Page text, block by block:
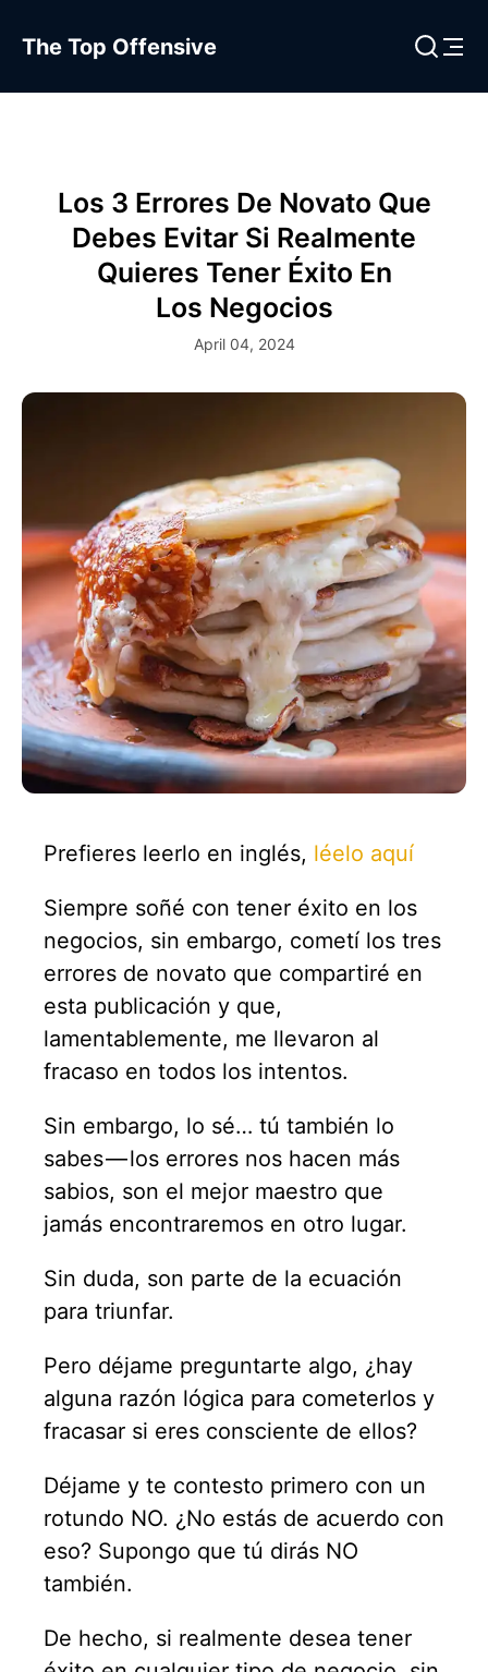
The Top Offensive
Los 3 Errores De Novato Que
Debes Evitar Si Realmente
Quieres Tener Éxito En
Los Negocios
April 04, 2024
Prefieres leerlo en inglés, léelo aquí
Siempre soñé con tener éxito en los
negocios, sin embargo, cometí los tres
errores de novato que compartiré en
esta publicación y que,
lamentablemente, me llevaron al
fracaso en todos los intentos.
Sin embargo, lo sé… tú también lo
sabes — los errores nos hacen más
sabios, son el mejor maestro que
jamás encontraremos en otro lugar.
Sin duda, son parte de la ecuación
para triunfar.
Pero déjame preguntarte algo, ¿hay
alguna razón lógica para cometerlos y
fracasar si eres consciente de ellos?
Déjame y te contesto primero con un
rotundo NO. ¿No estás de acuerdo con
eso? Supongo que tú dirás NO
también.
De hecho, si realmente desea tener